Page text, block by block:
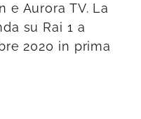
e Aurora TV. La
su Rai 1 a
2020 in prima